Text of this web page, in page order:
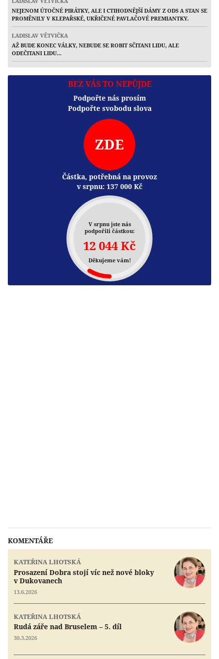
NEJENOM ÚTOČNÉ PIRÁTKY, ALE I CTIHODNĚJŠÍ DÁMY Z ODS A STAN SE
PROMĚNILY V KLEPAŘSKÉ, UKŘIČENÉ PAVLAČOVÉ PREMIANTKY.
LADISLAV VĚTVIČKA
AŽ BUDE KONEC VÁLKY, NEBUDE SE ROBIT SČITANI LIDU, ALE
ODEČITANI LIDU…
BEZ VÁS TO NEPŮJDE
Podpořte nás prosím
Podpořte svobodu slova
ZDE
Částka, potřebná na provoz
v srpnu: 137 000 Kč
V srpnu jste nás
podpořili částkou:
12 044 Kč
Děkujeme vám!
KOMENTÁŘE
KATEŘINA LHOTSKÁ
Prosazení Dobra stojí víc než nové bloky
v Dukovanech
13.6.2026
KATEŘINA LHOTSKÁ
Rudá záře nad Bruselem – 5. díl
30.3.2026